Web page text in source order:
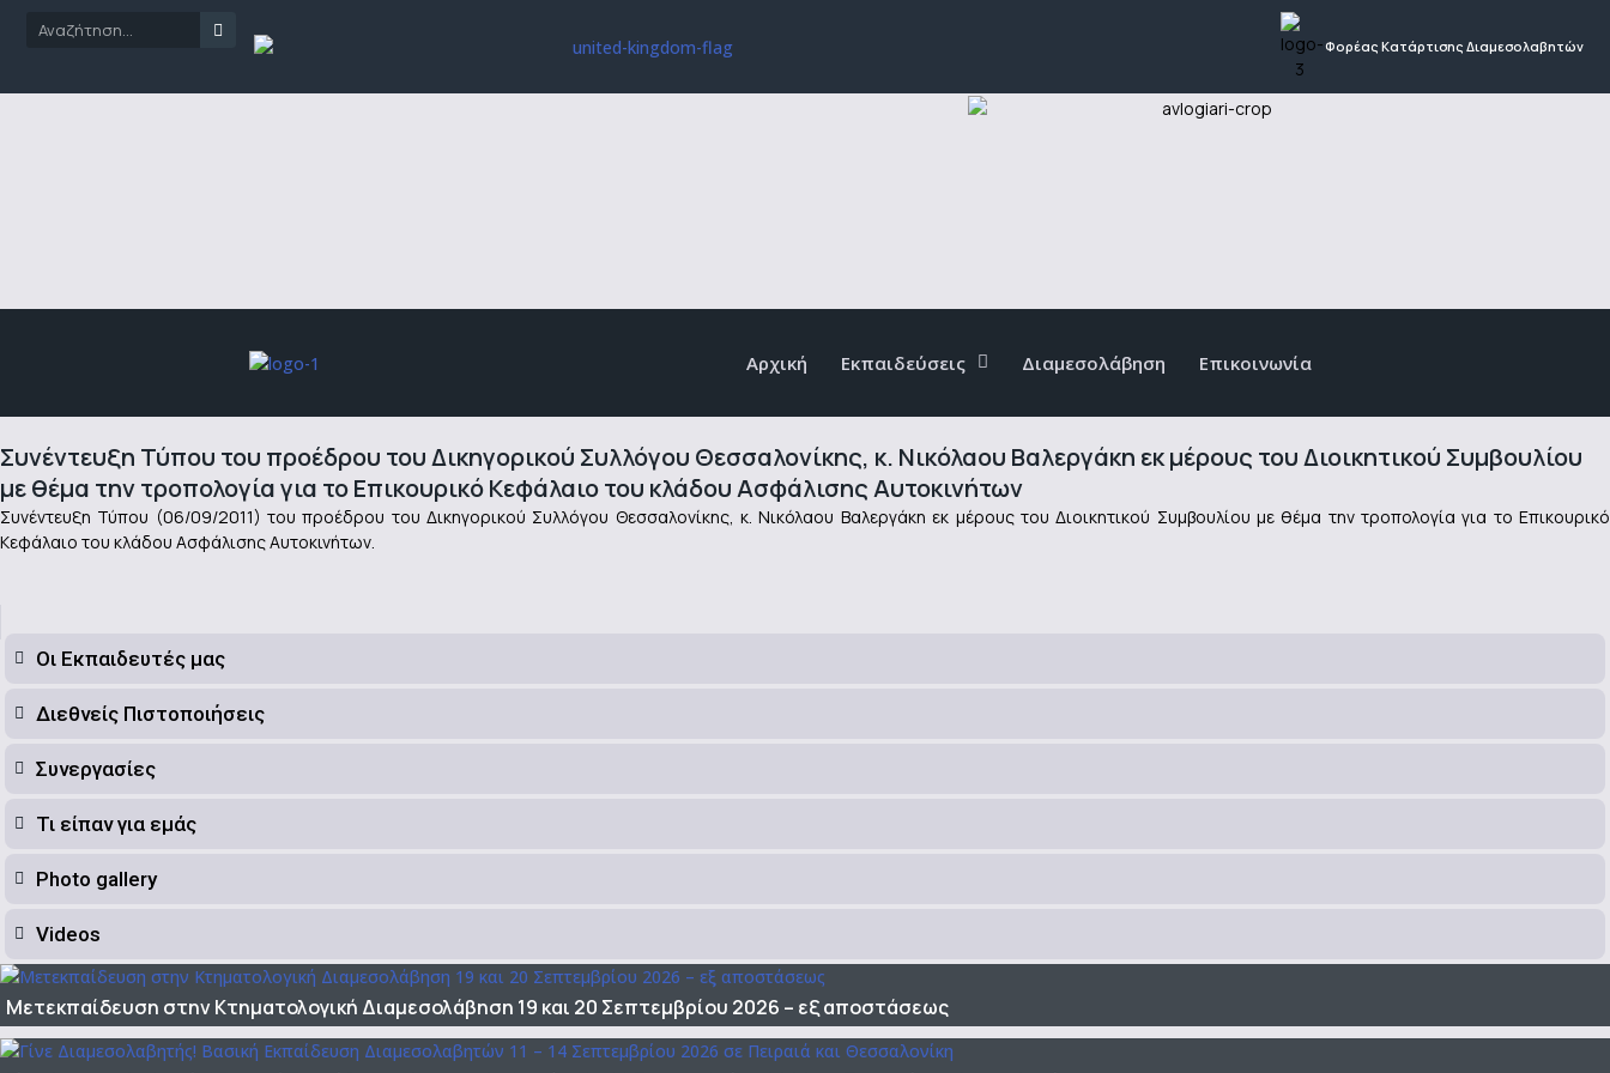
Φορέας Κατάρτισης Διαμεσολαβητών
Αρχική Εκπαιδεύσεις Διαμεσολάβηση Επικοινωνία
Συνέντευξη Τύπου του προέδρου του Δικηγορικού Συλλόγου Θεσσαλονίκης, κ. Νικόλαου Βαλεργάκη εκ μέρους του Διοικητικού Συμβουλίου
με θέμα την τροπολογία για το Επικουρικό Κεφάλαιο του κλάδου Ασφάλισης Αυτοκινήτων
Συνέντευξη Τύπου (06/09/2011) του προέδρου του Δικηγορικού Συλλόγου Θεσσαλονίκης, κ. Νικόλαου Βαλεργάκη εκ μέρους του Διοικητικού Συμβουλίου με θέμα την τροπολογία για το Επικουρικό
Κεφάλαιο του κλάδου Ασφάλισης Αυτοκινήτων.
Οι Εκπαιδευτές μας
Διεθνείς Πιστοποιήσεις
Συνεργασίες
Τι είπαν για εμάς
Photo gallery
Videos
Μετεκπαίδευση στην Κτηματολογική Διαμεσολάβηση 19 και 20 Σεπτεμβρίου 2026 – εξ αποστάσεως